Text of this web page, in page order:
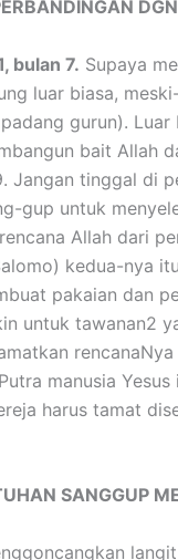
bulan 7. Supaya
luar biasa,
gurun).
bait Allah
Jangan tinggal di
gup untuk
Allah dari
kedua-nya
pakaian dan
untuk tawanan2
manusia
harus tamat
SANGGUP